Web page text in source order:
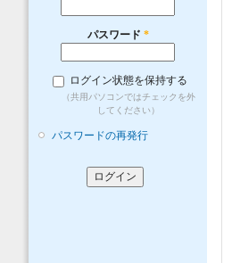
パスワード *
ログイン状態を保持する
（共用パソコンではチェックを外
してください）
パスワードの再発行